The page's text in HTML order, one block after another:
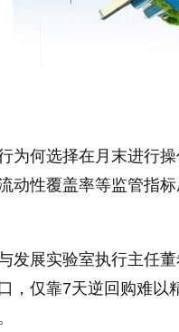
为何选择在月末进行
动性覆盖率等监管指
发展实验室执行主任
，仅靠7天逆回购难以